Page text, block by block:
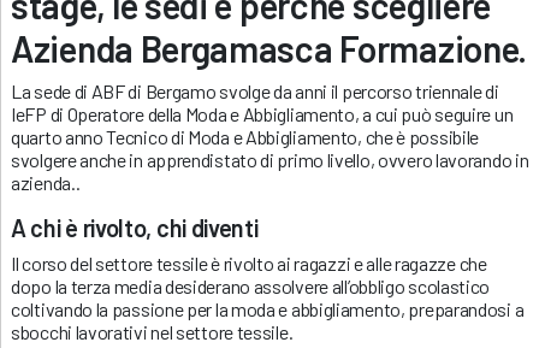
Azienda Bergamasca Formazione.
La sede di ABF di Bergamo svolge da anni il percorso triennale di
IeFP di Operatore della Moda e Abbigliamento, a cui può seguire un
quarto anno Tecnico di Moda e Abbigliamento, che è possibile
svolgere anche in apprendistato di primo livello, ovvero lavorando in
azienda..
A chi è rivolto, chi diventi
Il corso del settore tessile è rivolto ai ragazzi e alle ragazze che
dopo la terza media desiderano assolvere all’obbligo scolastico
coltivando la passione per la moda e abbigliamento, preparandosi a
sbocchi lavorativi nel settore tessile.